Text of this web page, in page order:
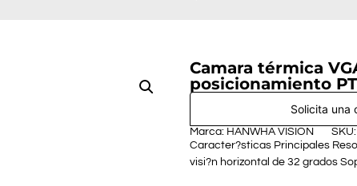
Camara térmica
posicionamiento
Solicita una
Marca: HANWHA VISION
Caracter?sticas Principales
visi?n horizontal de 32 grados